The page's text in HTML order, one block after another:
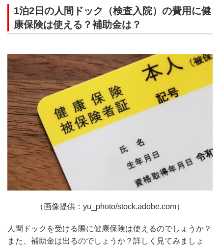
1泊2日の人間ドック（検査入院）の費用に健
康保険は使える？補助金は？
（画像提供：yu_photo/stock.adobe.com）
人間ドックを受ける際に健康保険は使えるのでしょうか？
また、補助金は出るのでしょうか？詳しく見てみましょ